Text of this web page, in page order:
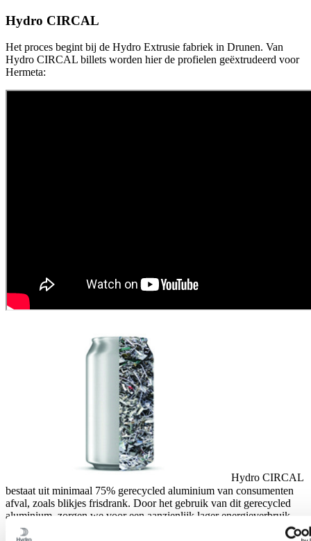
Hydro CIRCAL
Het proces begint bij de Hydro Extrusie fabriek in Drunen. Van
Hydro CIRCAL billets worden hier de profielen geëxtrudeerd voor
Hermeta:
Hydro CIRCAL
bestaat uit minimaal 75% gerecycled aluminium van consumenten
afval, zoals blikjes frisdrank. Door het gebruik van dit gerecycled
aluminium, zorgen we voor een aanzienlijk lager energieverbruik,
maar met nog steeds een hoge kwaliteit aluminium. Het mooie van